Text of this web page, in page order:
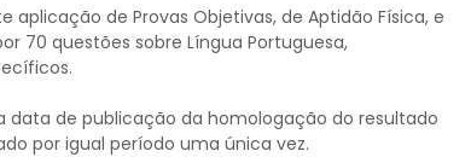
de Provas Objetivas, de Aptidão Física, e
70 questões sobre Língua Portuguesa,
data de publicação da homologação do resultado
por igual período uma única vez.